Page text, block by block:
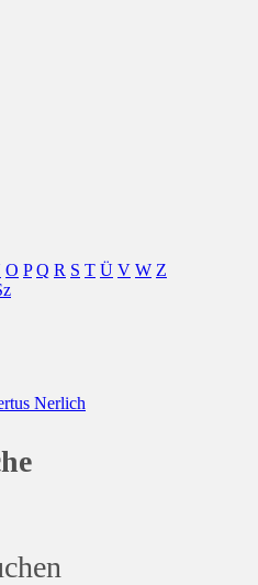
O P Q R S T Ü V W Z
Nerlich